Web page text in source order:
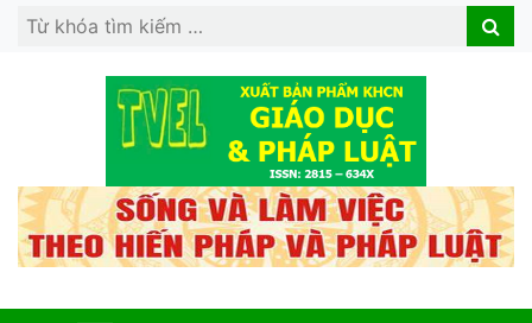
Search
Search